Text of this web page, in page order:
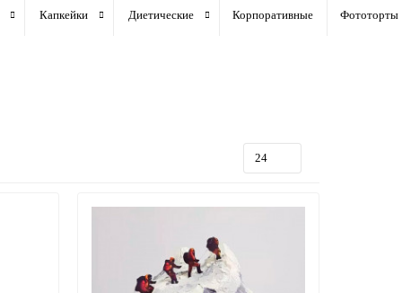
Капкейки Диетические Корпоративные Фототорты